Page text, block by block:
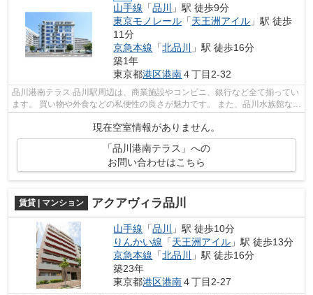
山手線 「品川 」駅 徒歩9分
東京モノレール 「天王洲アイル 」駅 徒歩
11分
京急本線 「北品川 」駅 徒歩16分
築1年
東京都港区港南４丁目2-32
品川港南テラス 品川駅周辺は、商業施設やコンビニ、銀行など全て揃ってい
ます。 買い物や外食などの私便性の良さが魅力です。 また、品川水族館など
現在空室情報がありません。
「品川港南テラス」への
お問い合わせはこちら
賃貸 | マンション アクアヴィラ品川
山手線 「品川
」駅 徒歩10分
りんかい線 「天王洲アイル 」駅 徒歩13分
京急本線 「北品川
」駅 徒歩16分
築23年
東京都港区港南４丁目2-27